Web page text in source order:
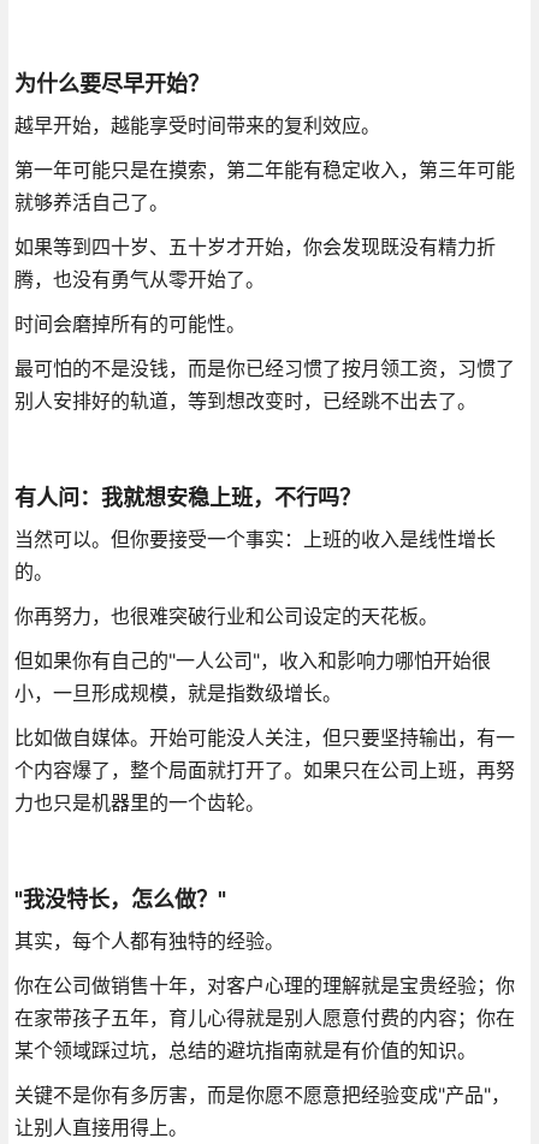
为什么要尽早开始？
越早开始，越能享受时间带来的复利效应。
第一年可能只是在摸索，第二年能有稳定收入，第三年可能
就够养活自己了。
如果等到四十岁、五十岁才开始，你会发现既没有精力折
腾，也没有勇气从零开始了。
时间会磨掉所有的可能性。
最可怕的不是没钱，而是你已经习惯了按月领工资，习惯了
别人安排好的轨道，等到想改变时，已经跳不出去了。
有人问：我就想安稳上班，不行吗？
当然可以。但你要接受一个事实：上班的收入是线性增长
的。
你再努力，也很难突破行业和公司设定的天花板。
但如果你有自己的"一人公司"，收入和影响力哪怕开始很
小，一旦形成规模，就是指数级增长。
比如做自媒体。开始可能没人关注，但只要坚持输出，有一
个内容爆了，整个局面就打开了。如果只在公司上班，再努
力也只是机器里的一个齿轮。
"我没特长，怎么做？"
其实，每个人都有独特的经验。
你在公司做销售十年，对客户心理的理解就是宝贵经验；你
在家带孩子五年，育儿心得就是别人愿意付费的内容；你在
某个领域踩过坑，总结的避坑指南就是有价值的知识。
关键不是你有多厉害，而是你愿不愿意把经验变成"产品"，
让别人直接用得上。